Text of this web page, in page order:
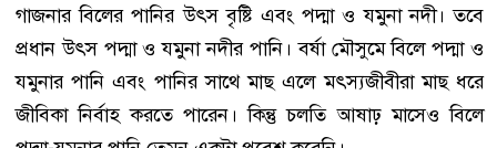
গাজনার বিলের পানির উৎস বৃষ্টি এবং পদ্মা ও যমুনা নদী। তবে
প্রধান উৎস পদ্মা ও যমুনা নদীর পানি। বর্ষা মৌসুমে বিলে পদ্মা ও
যমুনার পানি এবং পানির সাথে মাছ এলে মৎস্যজীবীরা মাছ ধরে
জীবিকা নির্বাহ করতে পারেন। কিন্তু চলতি আষাঢ় মাসেও বিলে